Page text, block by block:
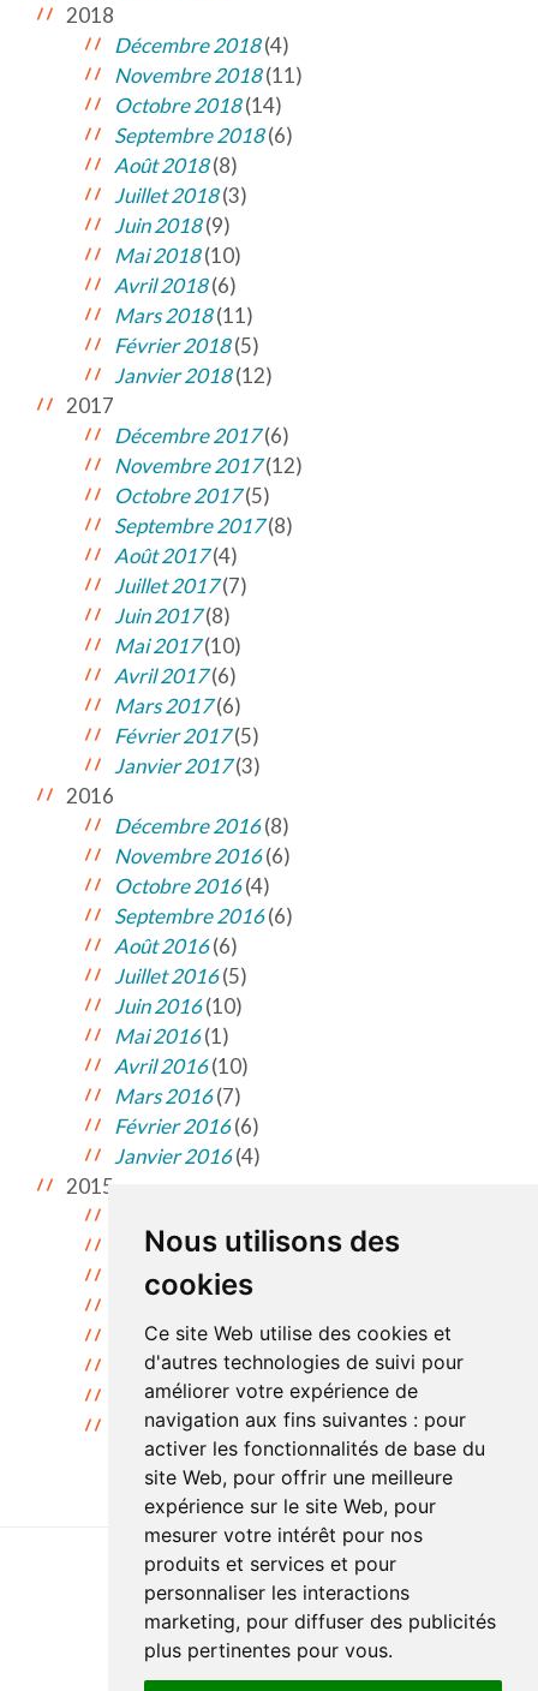
Nous utilisons des
cookies
Ce site Web utilise des cookies et
d'autres technologies de suivi pour
améliorer votre expérience de
navigation aux fins suivantes : pour
activer les fonctionnalités de base du
site Web, pour offrir une meilleure
expérience sur le site Web, pour
mesurer votre intérêt pour nos
produits et services et pour
personnaliser les interactions
marketing, pour diffuser des publicités
plus pertinentes pour vous.
2018
Décembre 2018(4)
Novembre 2018(11)
Octobre 2018(14)
Septembre 2018(6)
Août 2018(8)
Juillet 2018(3)
Juin 2018(9)
Mai 2018(10)
Avril 2018(6)
Mars 2018(11)
Février 2018(5)
Janvier 2018(12)
2017
Décembre 2017(6)
Novembre 2017(12)
Octobre 2017(5)
Septembre 2017(8)
Août 2017(4)
Juillet 2017(7)
Juin 2017(8)
Mai 2017(10)
Avril 2017(6)
Mars 2017(6)
Février 2017(5)
Janvier 2017(3)
2016
Décembre 2016(8)
Novembre 2016(6)
Octobre 2016(4)
Septembre 2016(6)
Août 2016(6)
Juillet 2016(5)
Juin 2016(10)
Mai 2016(1)
Avril 2016(10)
Mars 2016(7)
Février 2016(6)
Janvier 2016(4)
2015
Novembre 2015(11)
Octobre 2015(9)
Juillet 2015(2)
Juin 2015(2)
Mai 2015(2)
Avril 2015(1)
Accessibilité
Documentation
Réalisation du site